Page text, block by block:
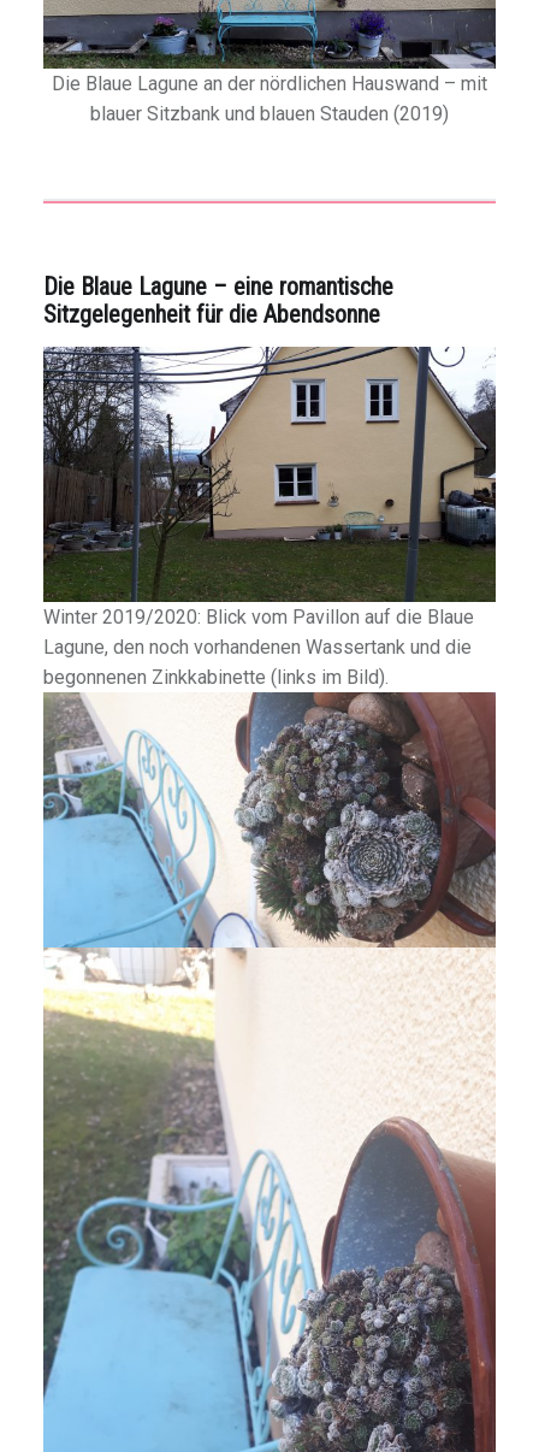
Die Blaue Lagune an der nördlichen Hauswand – mit
blauer Sitzbank und blauen Stauden (2019)
Die Blaue Lagune – eine romantische
Sitzgelegenheit für die Abendsonne
Winter 2019/2020: Blick vom Pavillon auf die Blaue
Lagune, den noch vorhandenen Wassertank und die
begonnenen Zinkkabinette (links im Bild).